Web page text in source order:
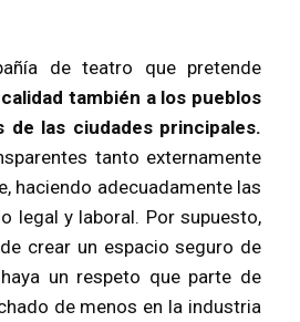
de teatro que pretende
también a los pueblos
de las ciudades principales.
tanto externamente
haciendo adecuadamente las
legal y laboral. Por supuesto,
crear un espacio seguro de
un respeto que parte de
de menos en la industria